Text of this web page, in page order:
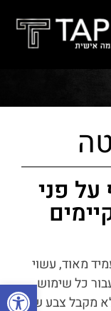
פתח
על פני
מאוד, עשוי
כל שימוש
מקבל צבע של